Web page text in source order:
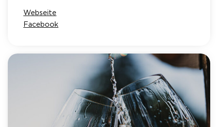
Webseite
Facebook